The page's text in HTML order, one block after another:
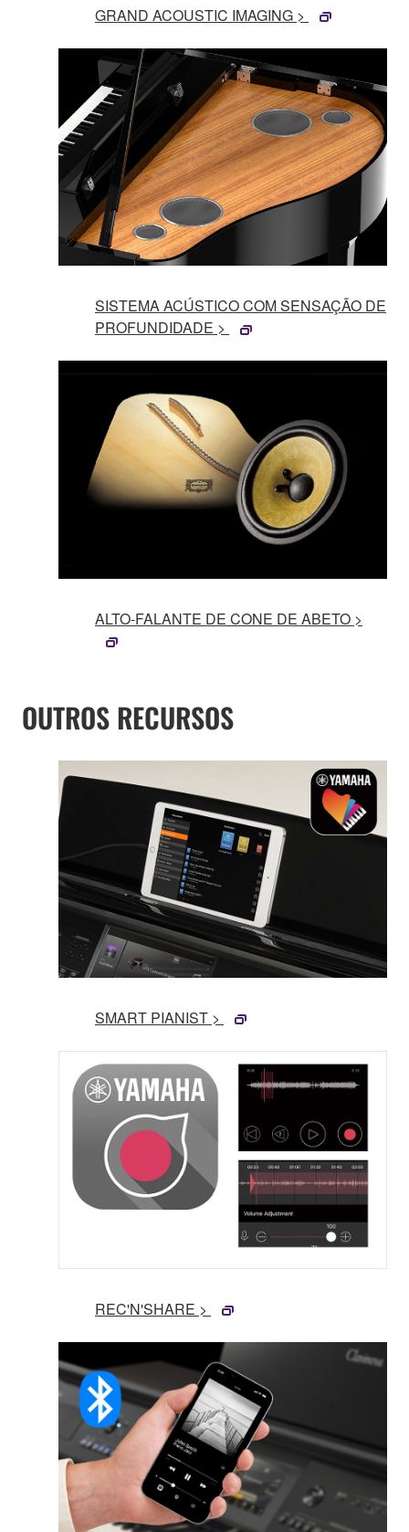
GRAND ACOUSTIC IMAGING >
SISTEMA ACÚSTICO COM SENSAÇÃO DE
PROFUNDIDADE >
ALTO-FALANTE DE CONE DE ABETO >
OUTROS RECURSOS
SMART PIANIST >
REC'N'SHARE >